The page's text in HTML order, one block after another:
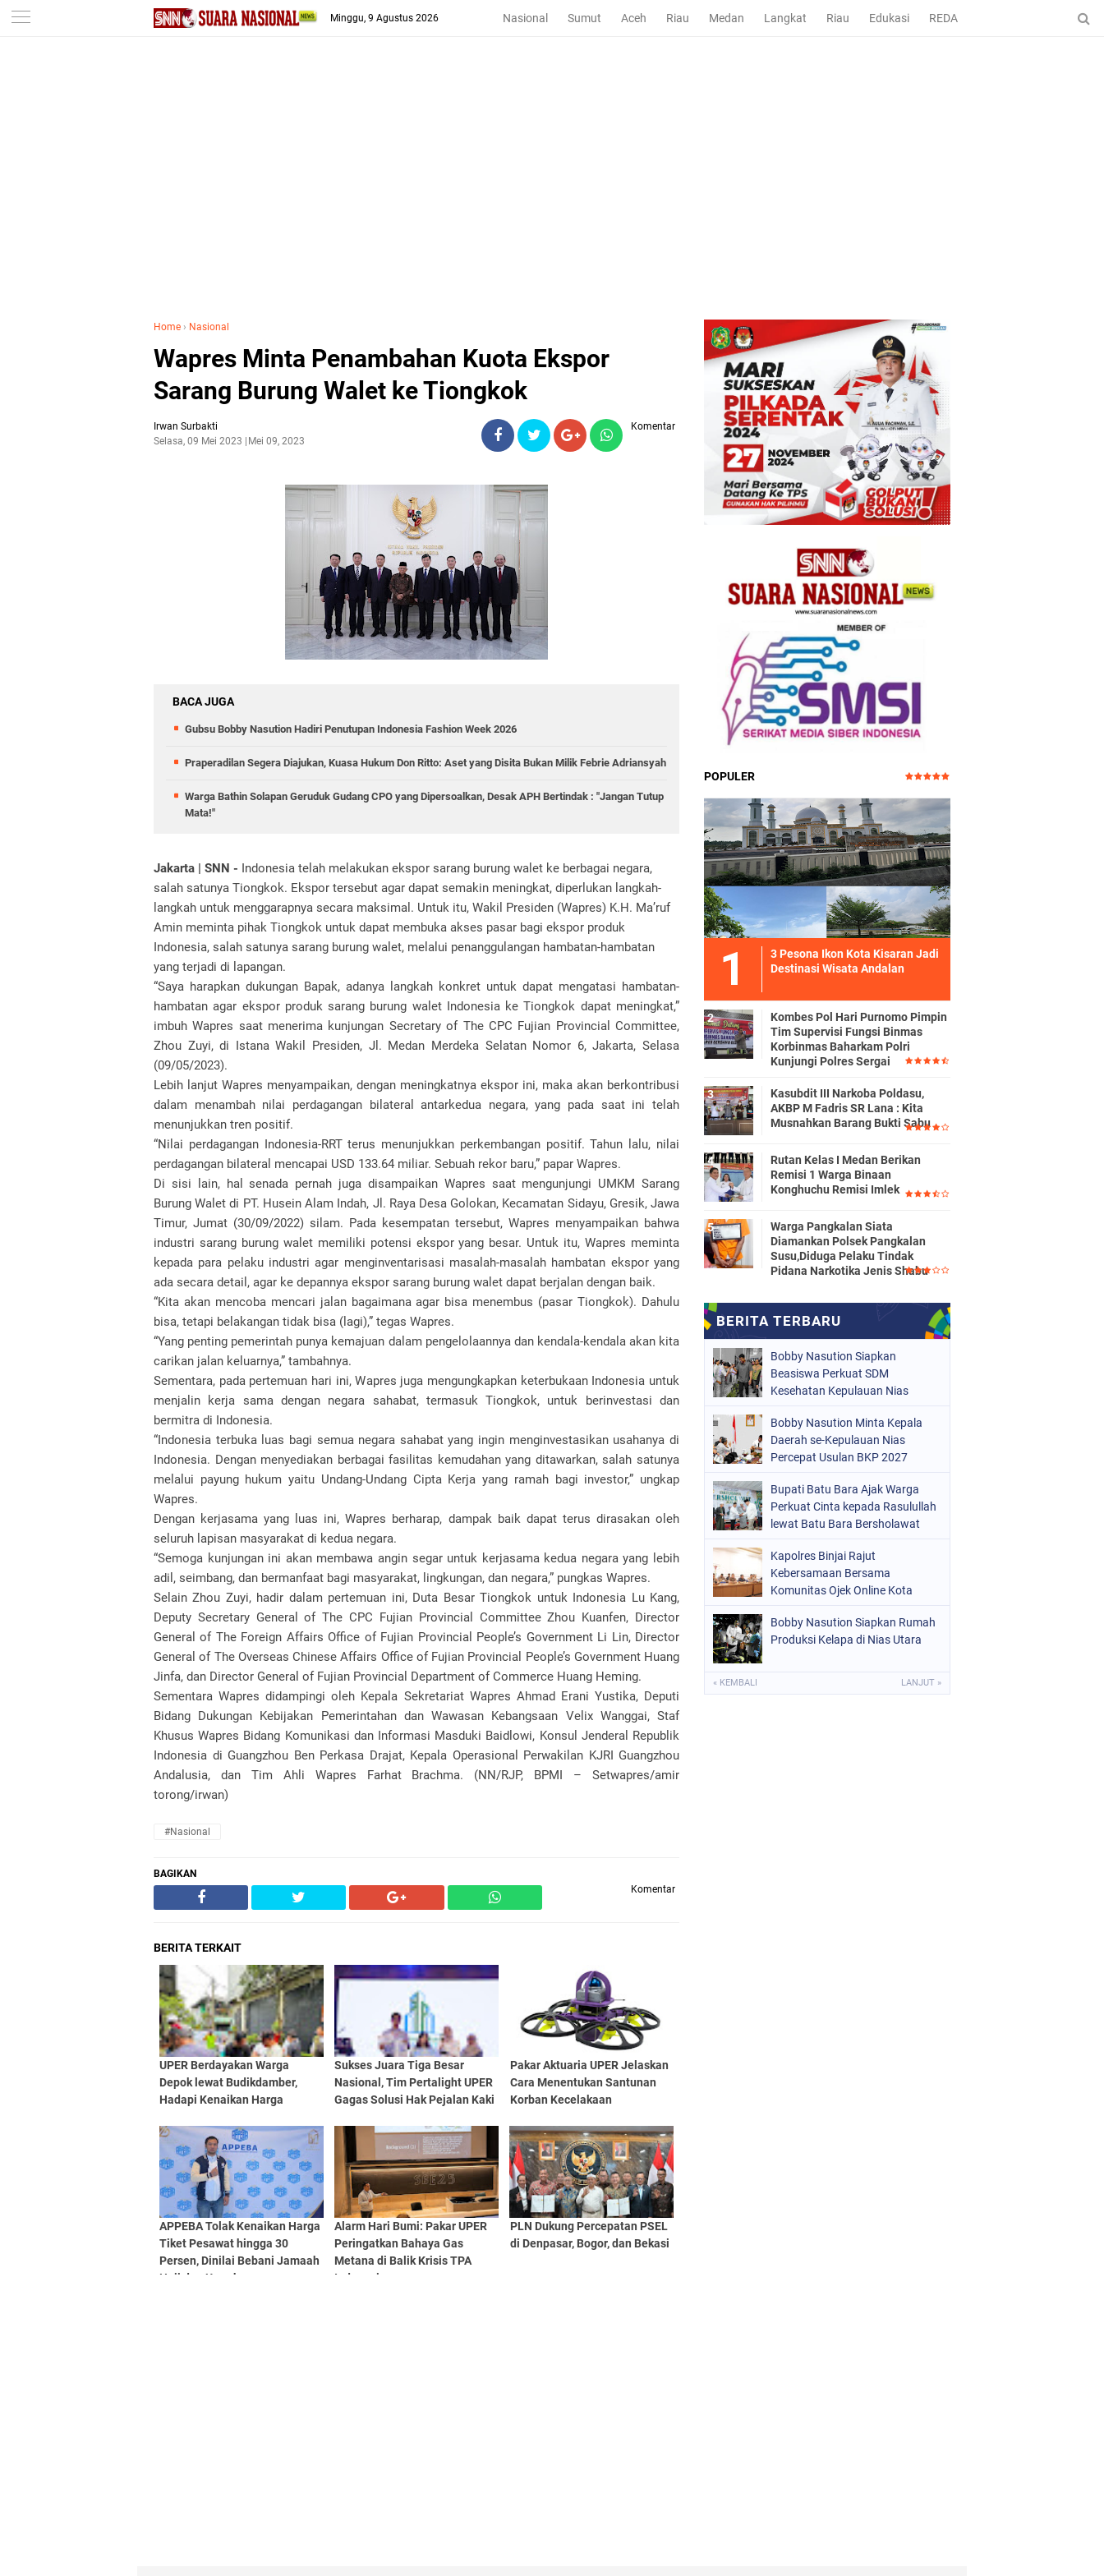
-->
Minggu, 9 Agustus 2026 Nasional Sumut Aceh Riau Medan Langkat Riau Edukasi REDAKSI
Home › Nasional
Wapres Minta Penambahan Kuota Ekspor
Sarang Burung Walet ke Tiongkok
Irwan Surbakti
Selasa, 09 Mei 2023
Mei 09, 2023
Komentar
BACA JUGA
Gubsu Bobby Nasution Hadiri Penutupan Indonesia Fashion Week 2026
Praperadilan Segera Diajukan, Kuasa Hukum Don Ritto: Aset yang Disita Bukan Milik Febrie Adriansyah
Warga Bathin Solapan Geruduk Gudang CPO yang Dipersoalkan, Desak APH Bertindak : "Jangan Tutup
Mata!"
Jakarta | SNN - Indonesia telah melakukan ekspor sarang burung walet ke berbagai negara,
salah satunya Tiongkok. Ekspor tersebut agar dapat semakin meningkat, diperlukan langkah-
langkah untuk menggarapnya secara maksimal. Untuk itu, Wakil Presiden (Wapres) K.H. Ma’ruf
Amin meminta pihak Tiongkok untuk dapat membuka akses pasar bagi ekspor produk
Indonesia, salah satunya sarang burung walet, melalui penanggulangan hambatan-hambatan
yang terjadi di lapangan.
“Saya harapkan dukungan Bapak, adanya langkah konkret untuk dapat mengatasi hambatan-
hambatan agar ekspor produk sarang burung walet Indonesia ke Tiongkok dapat meningkat,”
imbuh Wapres saat menerima kunjungan Secretary of The CPC Fujian Provincial Committee,
Zhou Zuyi, di Istana Wakil Presiden, Jl. Medan Merdeka Selatan Nomor 6, Jakarta, Selasa
(09/05/2023).
Lebih lanjut Wapres menyampaikan, dengan meningkatnya ekspor ini, maka akan berkontribusi
dalam menambah nilai perdagangan bilateral antarkedua negara, yang pada saat ini telah
menunjukkan tren positif.
“Nilai perdagangan Indonesia-RRT terus menunjukkan perkembangan positif. Tahun lalu, nilai
perdagangan bilateral mencapai USD 133.64 miliar. Sebuah rekor baru,” papar Wapres.
Di sisi lain, hal senada pernah juga disampaikan Wapres saat mengunjungi UMKM Sarang
Burung Walet di PT. Husein Alam Indah, Jl. Raya Desa Golokan, Kecamatan Sidayu, Gresik, Jawa
Timur, Jumat (30/09/2022) silam. Pada kesempatan tersebut, Wapres menyampaikan bahwa
industri sarang burung walet memiliki potensi ekspor yang besar. Untuk itu, Wapres meminta
kepada para pelaku industri agar menginventarisasi masalah-masalah hambatan ekspor yang
ada secara detail, agar ke depannya ekspor sarang burung walet dapat berjalan dengan baik.
“Kita akan mencoba mencari jalan bagaimana agar bisa menembus (pasar Tiongkok). Dahulu
bisa, tetapi belakangan tidak bisa (lagi),” tegas Wapres.
“Yang penting pemerintah punya kemajuan dalam pengelolaannya dan kendala-kendala akan kita
carikan jalan keluarnya,” tambahnya.
Sementara, pada pertemuan hari ini, Wapres juga mengungkapkan keterbukaan Indonesia untuk
menjalin kerja sama dengan negara sahabat, termasuk Tiongkok, untuk berinvestasi dan
bermitra di Indonesia.
“Indonesia terbuka luas bagi semua negara sahabat yang ingin menginvestasikan usahanya di
Indonesia. Dengan menyediakan berbagai fasilitas kemudahan yang ditawarkan, salah satunya
melalui payung hukum yaitu Undang-Undang Cipta Kerja yang ramah bagi investor,” ungkap
Wapres.
Dengan kerjasama yang luas ini, Wapres berharap, dampak baik dapat terus dirasakan oleh
seluruh lapisan masyarakat di kedua negara.
“Semoga kunjungan ini akan membawa angin segar untuk kerjasama kedua negara yang lebih
adil, seimbang, dan bermanfaat bagi masyarakat, lingkungan, dan negara,” pungkas Wapres.
Selain Zhou Zuyi, hadir dalam pertemuan ini, Duta Besar Tiongkok untuk Indonesia Lu Kang,
Deputy Secretary General of The CPC Fujian Provincial Committee Zhou Kuanfen, Director
General of The Foreign Affairs Office of Fujian Provincial People’s Government Li Lin, Director
General of The Overseas Chinese Affairs Office of Fujian Provincial People’s Government Huang
Jinfa, dan Director General of Fujian Provincial Department of Commerce Huang Heming.
Sementara Wapres didampingi oleh Kepala Sekretariat Wapres Ahmad Erani Yustika, Deputi
Bidang Dukungan Kebijakan Pemerintahan dan Wawasan Kebangsaan Velix Wanggai, Staf
Khusus Wapres Bidang Komunikasi dan Informasi Masduki Baidlowi, Konsul Jenderal Republik
Indonesia di Guangzhou Ben Perkasa Drajat, Kepala Operasional Perwakilan KJRI Guangzhou
Andalusia, dan Tim Ahli Wapres Farhat Brachma. (NN/RJP, BPMI – Setwapres/amir
torong/irwan)
#Nasional
BAGIKAN
Komentar
BERITA TERKAIT
UPER Berdayakan Warga
Depok lewat Budikdamber,
Hadapi Kenaikan Harga
Sukses Juara Tiga Besar
Nasional, Tim Pertalight UPER
Gagas Solusi Hak Pejalan Kaki
Pakar Aktuaria UPER Jelaskan
Cara Menentukan Santunan
Korban Kecelakaan
APPEBA Tolak Kenaikan Harga
Tiket Pesawat hingga 30
Persen, Dinilai Bebani Jamaah
Haji dan Umrah
Alarm Hari Bumi: Pakar UPER
Peringatkan Bahaya Gas
Metana di Balik Krisis TPA
Indonesia
PLN Dukung Percepatan PSEL
di Denpasar, Bogor, dan Bekasi
POPULER
3 Pesona Ikon Kota Kisaran Jadi
Destinasi Wisata Andalan
Kombes Pol Hari Purnomo Pimpin
Tim Supervisi Fungsi Binmas
Korbinmas Baharkam Polri
Kunjungi Polres Sergai
Kasubdit III Narkoba Poldasu,
AKBP M Fadris SR Lana : Kita
Musnahkan Barang Bukti Sabu
Rutan Kelas I Medan Berikan
Remisi 1 Warga Binaan
Konghuchu Remisi Imlek
Warga Pangkalan Siata
Diamankan Polsek Pangkalan
Susu,Diduga Pelaku Tindak
Pidana Narkotika Jenis Shabu
Bobby Nasution Siapkan
Beasiswa Perkuat SDM
Kesehatan Kepulauan Nias
Bobby Nasution Minta Kepala
Daerah se-Kepulauan Nias
Percepat Usulan BKP 2027
Bupati Batu Bara Ajak Warga
Perkuat Cinta kepada Rasulullah
lewat Batu Bara Bersholawat
Kapolres Binjai Rajut
Kebersamaan Bersama
Komunitas Ojek Online Kota
Bobby Nasution Siapkan Rumah
Produksi Kelapa di Nias Utara
« KEMBALI LANJUT »